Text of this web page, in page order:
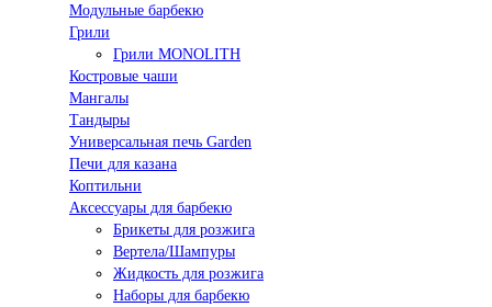
Модульные барбекю
Грили
Грили MONOLITH
Костровые чаши
Мангалы
Тандыры
Универсальная печь Garden
Печи для казана
Коптильни
Аксессуары для барбекю
Брикеты для розжига
Вертела/Шампуры
Жидкость для розжига
Наборы для барбекю